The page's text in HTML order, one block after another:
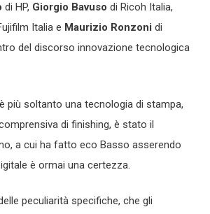
di HP, Giorgio Bavuso di Ricoh Italia,
Italia e Maurizio Ronzoni di
del discorso innovazione tecnologica
più soltanto una tecnologia di stampa,
di finishing, è stato il
a cui ha fatto eco Basso asserendo
è ormai una certezza.
peculiarità specifiche, che gli